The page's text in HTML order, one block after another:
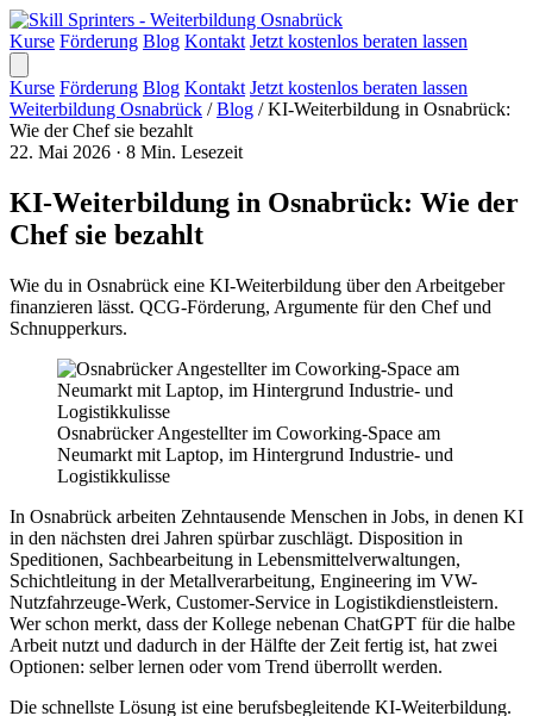
Kurse Förderung Blog Kontakt Jetzt kostenlos beraten lassen
Kurse Förderung Blog Kontakt Jetzt kostenlos beraten lassen
Weiterbildung Osnabrück / Blog / KI-Weiterbildung in Osnabrück:
Wie der Chef sie bezahlt
22. Mai 2026 · 8 Min. Lesezeit
KI-Weiterbildung in Osnabrück: Wie der
Chef sie bezahlt
Wie du in Osnabrück eine KI-Weiterbildung über den Arbeitgeber
finanzieren lässt. QCG-Förderung, Argumente für den Chef und
Schnupperkurs.
Osnabrücker Angestellter im Coworking-Space am
Neumarkt mit Laptop, im Hintergrund Industrie- und
Logistikkulisse
In Osnabrück arbeiten Zehntausende Menschen in Jobs, in denen KI
in den nächsten drei Jahren spürbar zuschlägt. Disposition in
Speditionen, Sachbearbeitung in Lebensmittelverwaltungen,
Schichtleitung in der Metallverarbeitung, Engineering im VW-
Nutzfahrzeuge-Werk, Customer-Service in Logistikdienstleistern.
Wer schon merkt, dass der Kollege nebenan ChatGPT für die halbe
Arbeit nutzt und dadurch in der Hälfte der Zeit fertig ist, hat zwei
Optionen: selber lernen oder vom Trend überrollt werden.
Die schnellste Lösung ist eine berufsbegleitende KI-Weiterbildung.